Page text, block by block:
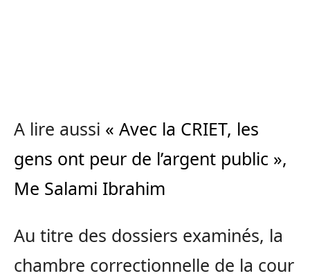
A lire aussi « Avec la CRIET, les
gens ont peur de l’argent public »,
Me Salami Ibrahim
Au titre des dossiers examinés, la
chambre correctionnelle de la cour